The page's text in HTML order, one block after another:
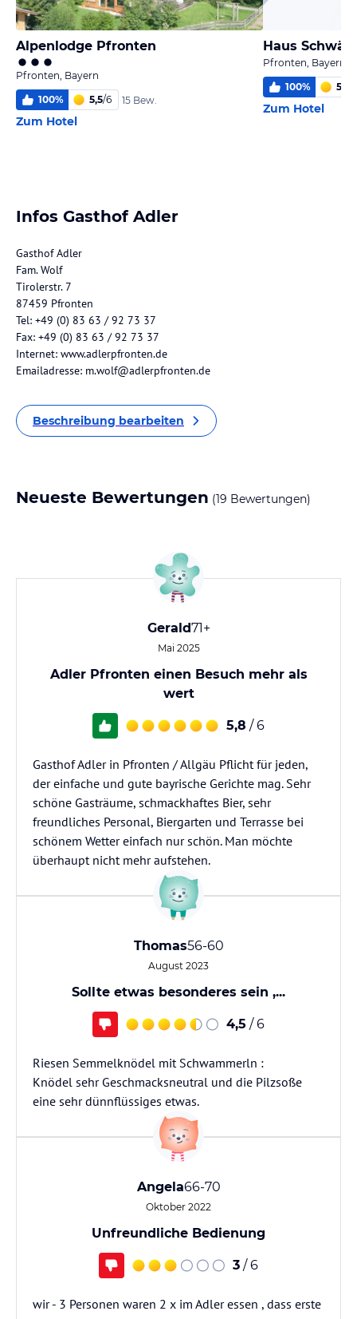
Alpenlodge Pfronten
Pfronten, Bayern
100% 5,5/6 15 Bew.
Zum Hotel
Haus
Pfronten, Bayern
100% 5,8
Zum Hotel
Infos Gasthof Adler
Gasthof Adler
Fam. Wolf
Tirolerstr. 7
87459 Pfronten
Tel: +49 (0) 83 63 / 92 73 37
Fax: +49 (0) 83 63 / 92 73 37
Internet: www.adlerpfronten.de
Emailadresse: m.wolf@adlerpfronten.de
Beschreibung bearbeiten
Neueste Bewertungen (19 Bewertungen)
Gerald71+
Mai 2025
Adler Pfronten einen Besuch mehr als
wert
5,8 / 6
Gasthof Adler in Pfronten / Allgäu Pflicht für jeden,
der einfache und gute bayrische Gerichte mag. Sehr
schöne Gasträume, schmackhaftes Bier, sehr
freundliches Personal, Biergarten und Terrasse bei
schönem Wetter einfach nur schön. Man möchte
überhaupt nicht mehr aufstehen.
Thomas56-60
August 2023
Sollte etwas besonderes sein ,...
4,5 / 6
Riesen Semmelknödel mit Schwammerln :
Knödel sehr Geschmacksneutral und die Pilzsoße
eine sehr dünnflüssiges etwas.
Angela66-70
Oktober 2022
Unfreundliche Bedienung
3 / 6
wir - 3 Personen waren 2 x im Adler essen , dass erste